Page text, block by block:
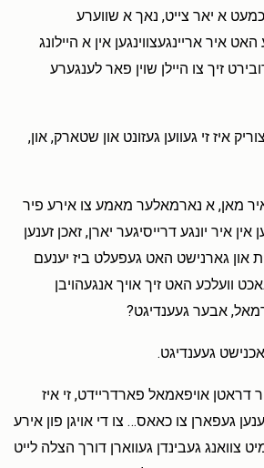
א יאר צייט, נאך א שווערע
איר אריינגעצווינגען אין א היילונג
זיך צו היילן שוין פאר לענגערע
איז זי געווען געזונט און שטארק, און,
מאן, א נארמאלער מאמע צו אירע פיר
אין איר יונגע דרייסיגער יארן, זאכן זענען
און גארנישט האט געפעלט ביז יענעם
וועלכע האט זיך אויך אנגעהויבן
אבער געענדיגט?
געענדיגט.
דראטן אויפאמאל פארדריידט, זי איז
געפארן צו כאאס… צו די אויגן פון אירע
צוואנג געבינדן געווארן דורך הצלה לייט